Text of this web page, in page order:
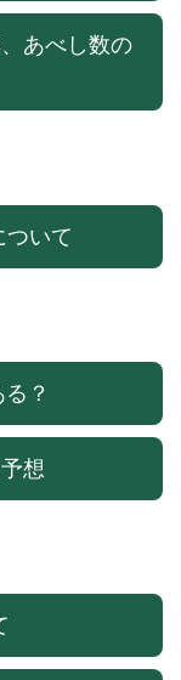
あべし数の
いて
？
想